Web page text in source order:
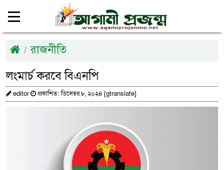
রাজনীতি
লংমার্চ করবে বিএনপি
editor প্রকাশিত: ডিসেম্বর ৮, ২০২৪ [gtranslate]